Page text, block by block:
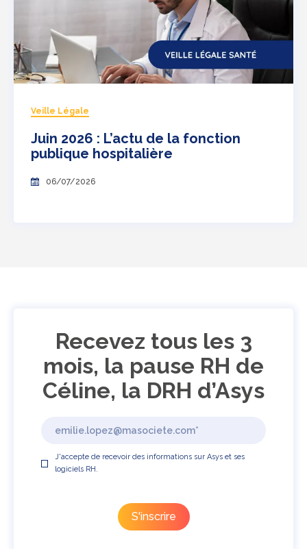
Veille Légale
Juin 2026 : L’actu de la fonction
publique hospitalière
06/07/2026
Recevez tous les 3
mois, la pause RH de
Céline, la DRH d’Asys
J'accepte de recevoir des informations sur Asys et ses
logiciels RH.